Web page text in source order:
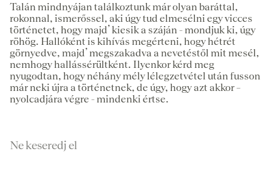
Talán mindnyájan találkoztunk már olyan baráttal,
rokonnal, ismerőssel, aki úgy tud elmesélni egy vicces
történetet, hogy majd’ kiesik a száján - mondjuk ki, úgy
röhög. Hallóként is kihívás megérteni, hogy hétrét
görnyedve, majd’ megszakadva a nevetéstől mit mesél,
nemhogy hallássérültként. Ilyenkor kérd meg
nyugodtan, hogy néhány mély lélegzetvétel után fusson
már neki újra a történetnek, de úgy, hogy azt akkor –
nyolcadjára végre - mindenki értse.
Ne keseredj el